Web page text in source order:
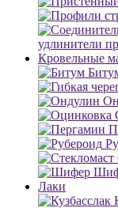
удлинители
Кровельные
Лаки